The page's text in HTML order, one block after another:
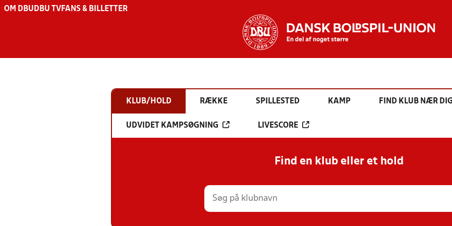
OM DBU DBU TV FANS & BILLETTER
KLUB/HOLD RÆKKE SPILLESTED KAMP FIND KLUB NÆR
UDVIDET KAMPSØGNING LIVESCORE
Find en klub eller et hold